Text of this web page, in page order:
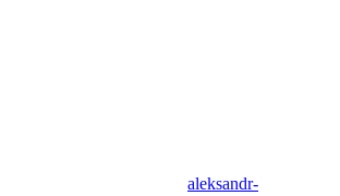
aleksandr-